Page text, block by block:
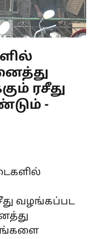
ரசீது
-
வழங்கப்பட